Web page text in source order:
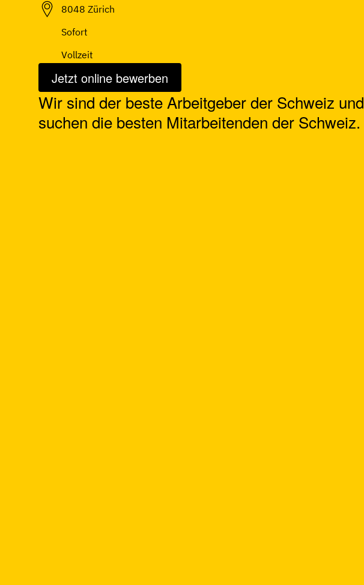
8048 Zürich
Sofort
Vollzeit
Jetzt online bewerben
Wir sind der beste Arbeitgeber der Schweiz und
suchen die besten Mitarbeitenden der Schweiz.